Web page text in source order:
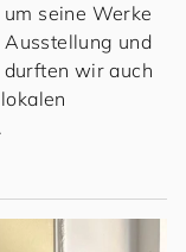
seine Werke
und
durften wir auch